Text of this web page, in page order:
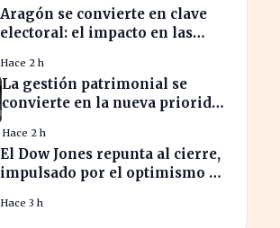
Aragón se convierte en clave
electoral: el impacto en las
Hace 2 h
La gestión patrimonial se
convierte en la nueva prioridad
Hace 2 h
El Dow Jones repunta al cierre,
impulsado por el optimismo en
Hace 3 h